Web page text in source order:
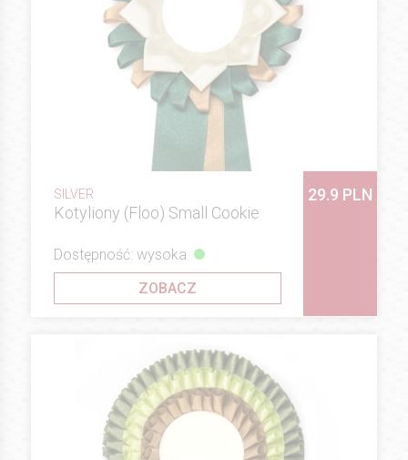
SILVER
Kotyliony (Floo) Small Cookie
29.9 PLN
Dostępność: wysoka
ZOBACZ